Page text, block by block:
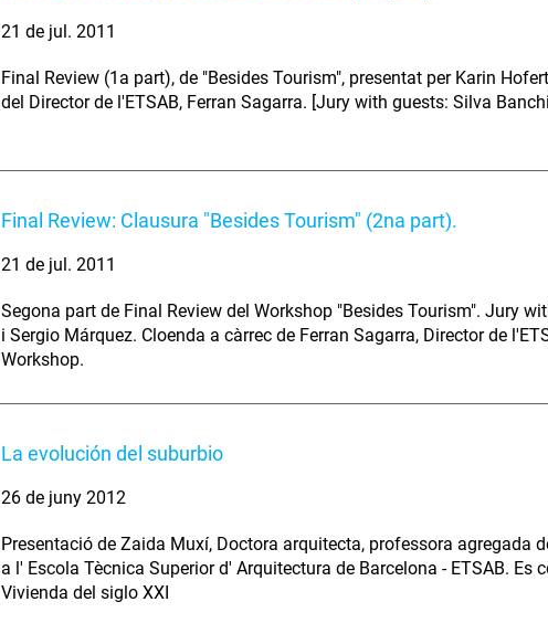
21 de jul. 2011
Final Review (1a part), de "Besides Tourism", presentat per Karin
del Director de l'ETSAB, Ferran Sagarra. [Jury with guests: Silva
Final Review: Clausura "Besides Tourism" (2na part).
21 de jul. 2011
Segona part de Final Review del Workshop "Besides Tourism". Jury
i Sergio Márquez. Cloenda a càrrec de Ferran Sagarra, Director de
Workshop.
La evolución del suburbio
26 de juny 2012
Presentació de Zaida Muxí, Doctora arquitecta, professora agregada
a l' Escola Tècnica Superior d' Arquitectura de Barcelona - ETSAB.
Vivienda del siglo XXI